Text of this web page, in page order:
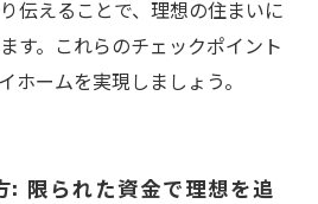
伝えることで、理想の住まいに
す。これらのチェックポイント
ホームを実現しましょう。
: 限られた資金で理想を追